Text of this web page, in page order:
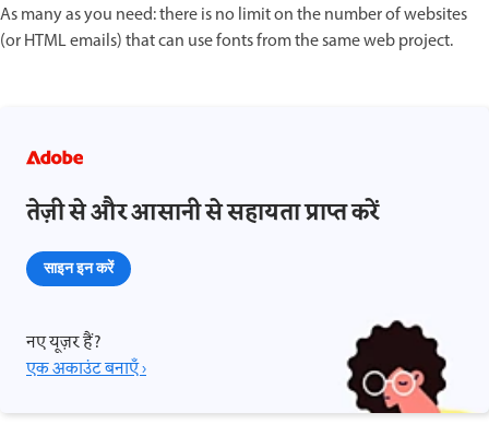
As many as you need: there is no limit on the number of websites
(or HTML emails) that can use fonts from the same web project.
तेज़ी से और आसानी से सहायता प्राप्त करें
साइन इन करें
नए यूज़र हैं?
एक अकाउंट बनाएँ ›